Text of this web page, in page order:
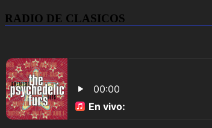
RADIO DE CLASICOS